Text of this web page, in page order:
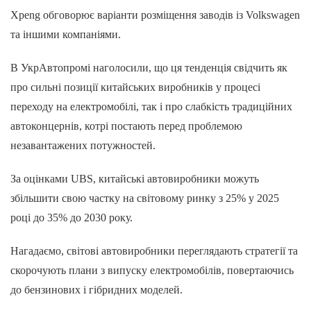
Xpeng обговорює варіанти розміщення заводів із Volkswagen
та іншими компаніями.
В УкрАвтопромі наголосили, що ця тенденція свідчить як
про сильні позиції китайських виробників у процесі
переходу на електромобілі, так і про слабкість традиційних
автоконцернів, котрі постають перед проблемою
незавантажених потужностей.
За оцінками UBS, китайські автовиробники можуть
збільшити свою частку на світовому ринку з 25% у 2025
році до 35% до 2030 року.
Нагадаємо, світові автовиробники переглядають стратегії та
скорочують плани з випуску електромобілів, повертаючись
до бензинових і гібридних моделей.